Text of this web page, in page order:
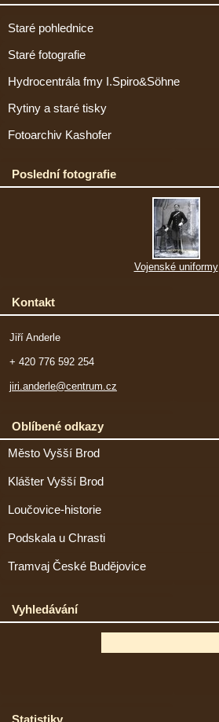
Staré pohlednice
Staré fotografie
Hydrocentrála fmy I.Spiro&Söhne
Rytiny a staré tisky
Fotoarchiv Kashofer
Poslední fotografie
Vojenské uniformy
Kontakt
Jiří Anderle
+ 420 776 592 254
jiri.anderle@centrum.cz
Oblíbené odkazy
Město Vyšší Brod
Klášter Vyšší Brod
Loučovice-historie
Podskala u Chrasti
Tramvaj České Budějovice
Vyhledávání